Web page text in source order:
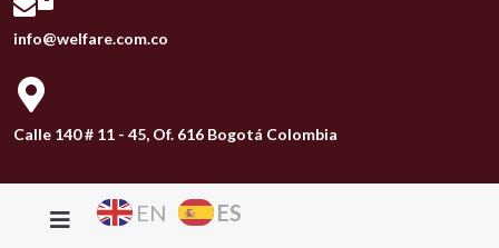
info@welfare.com.co
Calle 140 # 11 - 45, Of. 616 Bogotá Colombia
EN ES